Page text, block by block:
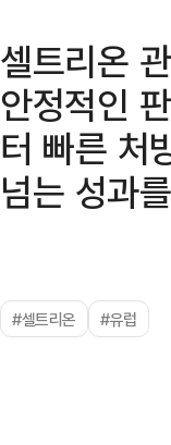
셀트리온
안정적인
터 빠른 처
넘는 성과
#셀트리온 #유럽